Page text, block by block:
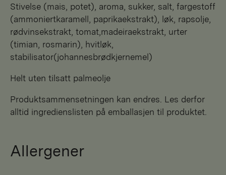
stivelse (mais, potet), aroma, sukker, salt, fargestoff
(ammoniertkaramell, paprikaekstrakt), løk, rapsolje,
rødvinsekstrakt, tomat,madeiraekstrakt, urter
(timian, rosmarin), hvitløk,
stabilisator(johannesbrødkjernemel)
Helt uten tilsatt palmeolje
Produktsammensetningen kan endres. Les derfor
alltid ingredienslisten på emballasjen til produktet.
Allergener